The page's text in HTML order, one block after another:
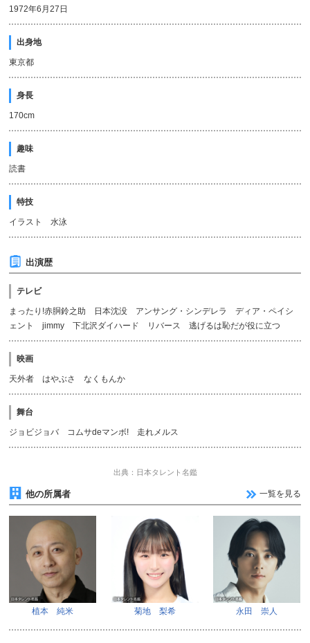
1972年6月27日
出身地
東京都
身長
170cm
趣味
読書
特技
イラスト 水泳
出演歴
テレビ
まったり!赤胴鈴之助 日本沈没 アンサング・シンデレラ ディア・ペイシ
ェント jimmy 下北沢ダイハード リバース 逃げるは恥だが役に立つ
映画
天外者 はやぶさ なくもんか
舞台
ジョビジョバ コムサdeマンボ! 走れメルス
出典：日本タレント名鑑
他の所属者 一覧を見る
植本 純米 菊地 梨希 永田 崇人